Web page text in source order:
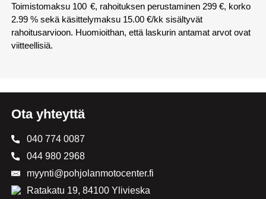
Toimistomaksu 100 €, rahoituksen perustaminen 299 €, korko
2.99 % sekä käsittelymaksu 15.00 €/kk sisältyvät
rahoitusarvioon. Huomioithan, että laskurin antamat arvot ovat
viitteellisiä.
Ota yhteyttä
040 774 0087
044 980 2968
myynti@pohjolanmotocenter.fi
Ratakatu 19, 84100 Ylivieska